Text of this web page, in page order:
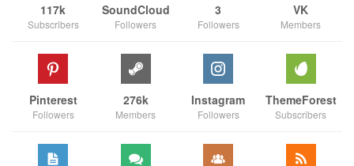
117k
Subscribers
SoundCloud
Followers
3
Followers
VK
Members
Pinterest
Followers
276k
Members
Instagram
Followers
ThemeForest
Subscribers